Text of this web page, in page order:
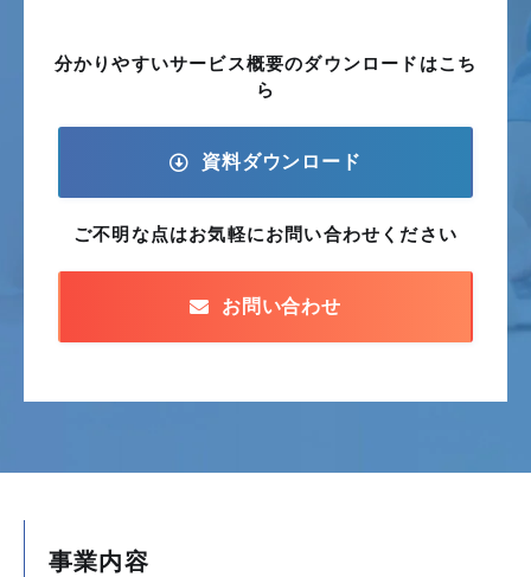
分かりやすいサービス概要のダウンロードはこち
ら
資料ダウンロード
ご不明な点はお気軽にお問い合わせください
お問い合わせ
事業内容